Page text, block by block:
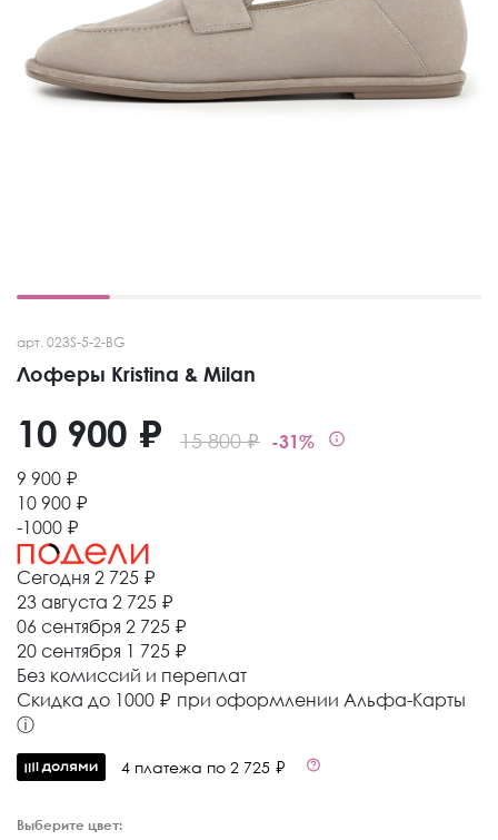
арт. 023S-5-2-BG
Лоферы Kristina & Milan
15 800 ₽ -31%
10 900 ₽
9 900 ₽
10 900 ₽
-1000 ₽
Сегодня 2 725 ₽
23 августа 2 725 ₽
06 сентября 2 725 ₽
20 сентября 1 725 ₽
Без комиссий и переплат
Cкидка до 1000 ₽ при оформлении Альфа-Карты
ⓘ
4 платежа по 2 725 ₽
Выберите цвет: